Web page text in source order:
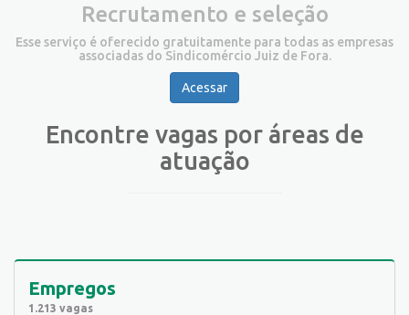
Recrutamento e seleção
Esse serviço é oferecido gratuitamente para todas as empresas
associadas do Sindicomércio Juiz de Fora.
Acessar
Encontre vagas por áreas de
atuação
Empregos
1.213 vagas